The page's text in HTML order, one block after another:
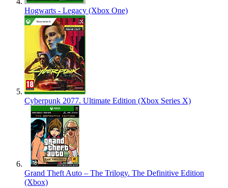
Hogwarts - Legacy (Xbox One)
Cyberpunk 2077. Ultimate Edition (Xbox Series X)
Grand Theft Auto – The Trilogy. The Definitive Edition
(Xbox)